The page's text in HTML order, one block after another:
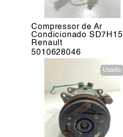
Compressor de Ar
Condicionado SD7H15
Renault
5010628046
Usado